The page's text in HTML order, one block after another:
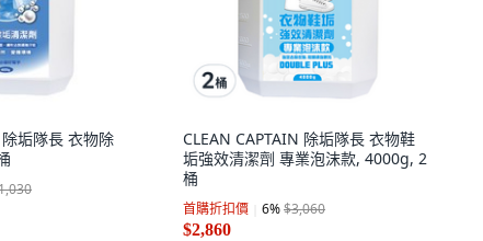
垢隊長 衣物除
CLEAN CAPTAIN 除垢隊長 衣物鞋
垢強效清潔劑 專業泡沫款, 4000g, 2
桶
首購折扣價 6%$3,060
$2,860